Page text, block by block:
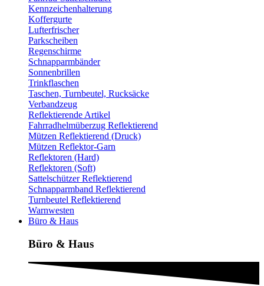
Kennzeichenhalterung
Koffergurte
Lufterfrischer
Parkscheiben
Regenschirme
Schnapparmbänder
Sonnenbrillen
Trinkflaschen
Taschen, Turnbeutel, Rucksäcke
Verbandzeug
Reflektierende Artikel
Fahrradhelmüberzug Reflektierend
Mützen Reflektierend (Druck)
Mützen Reflektor-Garn
Reflektoren (Hard)
Reflektoren (Soft)
Sattelschützer Reflektierend
Schnapparmband Reflektierend
Turnbeutel Reflektierend
Warnwesten
Büro & Haus
Büro & Haus